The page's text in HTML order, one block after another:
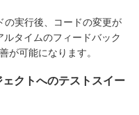
の実行後、コードの変更が
タイムのフィードバック
が可能になります。
クトへのテストスイー